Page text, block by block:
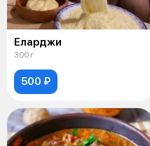
Еларджи
300 г
500 ₽